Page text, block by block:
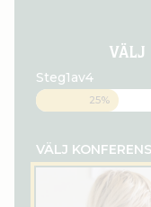
Steg1av4
-
25%
VÄLJ